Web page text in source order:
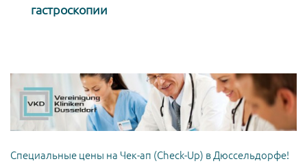
гастроскопии
Специальные цены на Чек-ап (Check-Up) в Дюссельдорфе!